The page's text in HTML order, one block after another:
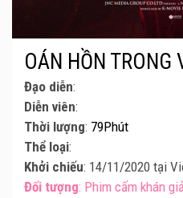
OÁN HỒN TRONG
Đạo diễn:
Diễn viên:
Thời lượng: 79Phút
Thể loại:
Khởi chiếu: 14/11/2020 tại
Đối tượng: Phim cấm khán